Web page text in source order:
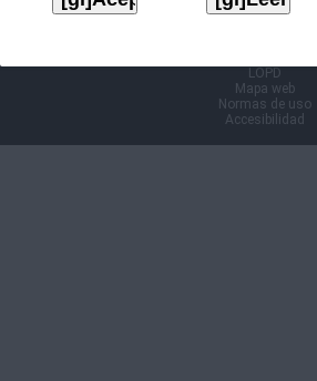
LOPD
Mapa web
Normas de uso
Accesibilidad